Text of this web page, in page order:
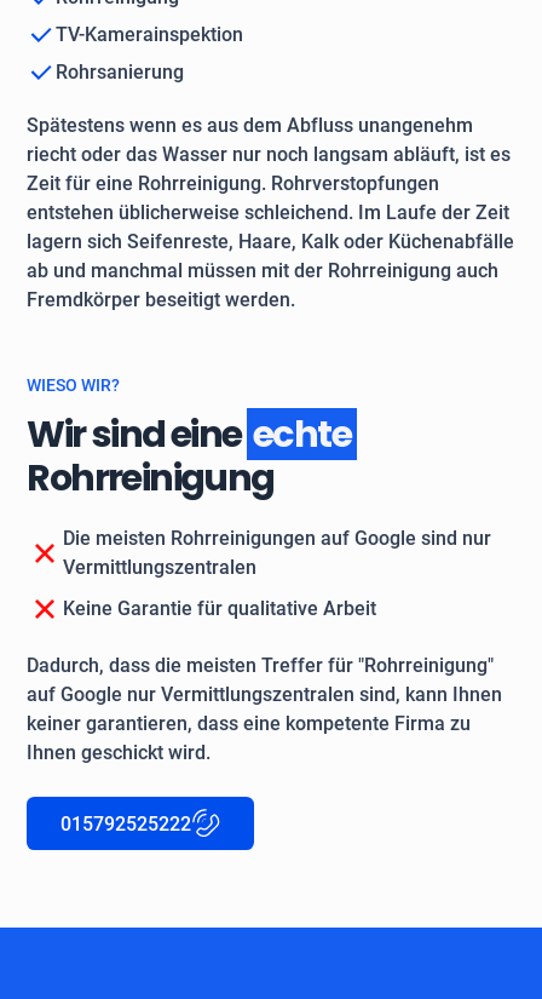
TV-Kamerainspektion
Rohrsanierung
Spätestens wenn es aus dem Abfluss unangenehm
riecht oder das Wasser nur noch langsam abläuft, ist es
Zeit für eine Rohrreinigung. Rohrverstopfungen
entstehen üblicherweise schleichend. Im Laufe der Zeit
lagern sich Seifenreste, Haare, Kalk oder Küchenabfälle
ab und manchmal müssen mit der Rohrreinigung auch
Fremdkörper beseitigt werden.
WIESO WIR?
Wir sind eineechte
Rohrreinigung
Die meisten Rohrreinigungen auf Google sind nur
Vermittlungszentralen
Keine Garantie für qualitative Arbeit
Dadurch, dass die meisten Treffer für "Rohrreinigung"
auf Google nur Vermittlungszentralen sind, kann Ihnen
keiner garantieren, dass eine kompetente Firma zu
Ihnen geschickt wird.
015792525222